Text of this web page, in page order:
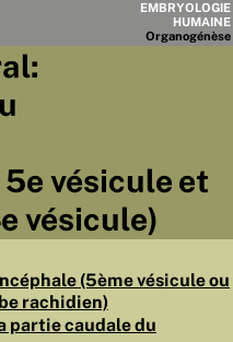
EMBRYOLOGIE
HUMAINE
Organogénèse
DES CHAPITRES
OBJECTIFS
RÉSUMÉ
vésicule et
vésicule)
(5ème vésicule ou
rachidien)
partie caudale du